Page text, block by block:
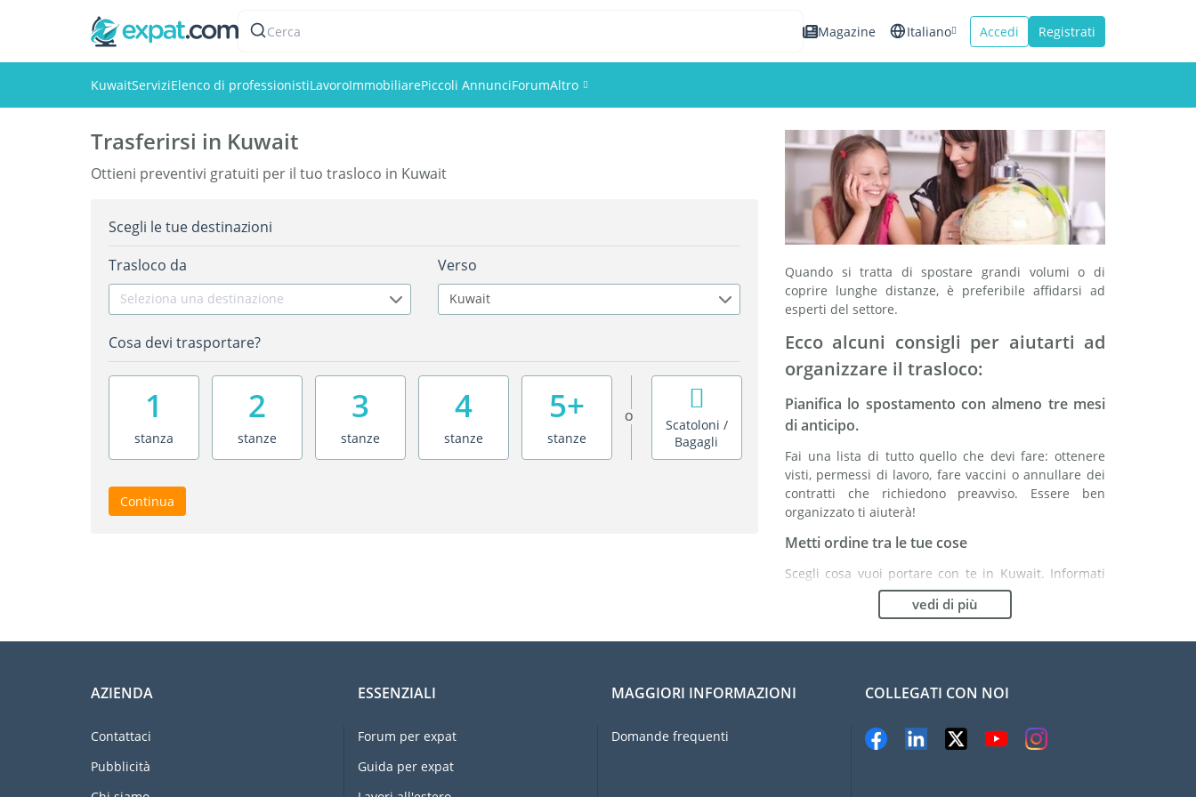
Cerca Magazine Italiano
Français
Accedi Registrati
KuwaitServiziElenco di professionistiLavoroImmobiliarePiccoli AnnunciForumAltro
Trasferirsi in Kuwait
Ottieni preventivi gratuiti per il tuo trasloco in Kuwait
Scegli le tue destinazioni
Trasloco da
Seleziona una destinazione
Verso
Kuwait
Cosa devi trasportare?
1
stanza
2
stanze
3
stanze
4
stanze
5+
stanze
O
Scatoloni /
Bagagli
Continua
Quando si tratta di spostare grandi volumi o di
coprire lunghe distanze, è preferibile affidarsi ad
esperti del settore.
Ecco alcuni consigli per aiutarti ad
organizzare il trasloco:
Pianifica lo spostamento con almeno tre mesi
di anticipo.
Fai una lista di tutto quello che devi fare: ottenere
visti, permessi di lavoro, fare vaccini o annullare dei
contratti che richiedono preavviso. Essere ben
organizzato ti aiuterà!
Metti ordine tra le tue cose
Scegli cosa vuoi portare con te in Kuwait. Informati
bene: potrebbe essere più vantaggioso comprare
Scegli la compagnia di traslochi più adatta ad
Organismi indipendenti come la FIDI ti aiutano nella
Previeni il rischio di danni
vedi di più
AZIENDA
Contattaci
Pubblicità
ESSENZIALI
Forum per expat
Guida per expat
MAGGIORI INFORMAZIONI
Domande frequenti
COLLEGATI CON NOI